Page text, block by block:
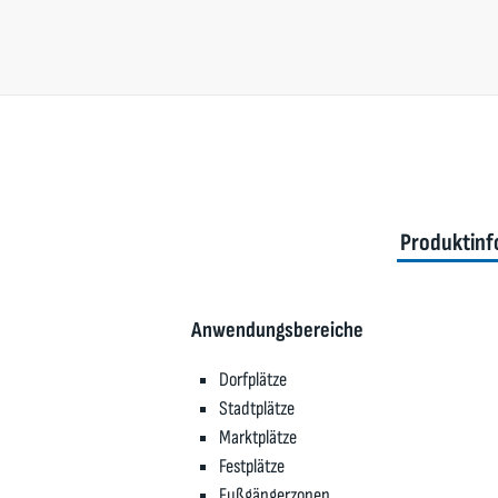
Anwendungsbereiche
Dorfplätze
Stadtplätze
Marktplätze
Festplätze